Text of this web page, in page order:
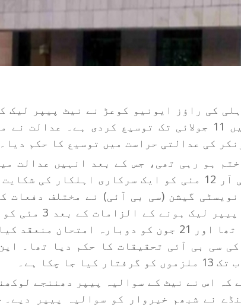
( ہ س ): دہلی کی راؤز ایونیو کوعڑ نے نیٹ پیپر
ملزموں کی عدالتی حراست میں 11 جولائی تک توسیع کردی ہے۔
کی عدالتی حراست میں توسیع کا حکم دیا۔
ہو رہی تھی، جس کے بعد انہیں عدالت
گیا۔ اس معاملے میں ایف آئی آر 12 مئی کو ایک سرکاری اہلکار
گیشن (سی بی آئی) نے مختلف دفعات
آئی آر درج کی تھی۔ سوالیہ پیپر
ٹی امتحان منسوخ کر دیا گیا تھا اور 21 جون کو دوبارہ امتحان
سی بی آئی تحقیقات کا حکم دیا تھا۔
چکا ہے۔
کہ اس نے نیٹ کے سوالیہ پیپر دھننجے